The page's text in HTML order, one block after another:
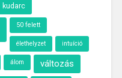
kudarc
50 felett
élethelyzet intuíció
álom változás